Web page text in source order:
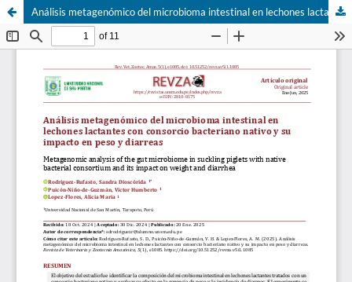
Análisis metagenómico del microbioma intestinal en lechones lactantes con consorcio bacteriano nativo y su impacto en peso y diarreas